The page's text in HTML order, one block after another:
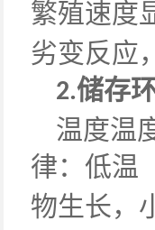
繁殖速度
劣变反应
2.储存
温度温
律：低温
物生长，